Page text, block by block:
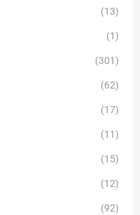
(13)
(1)
(301)
(62)
(17)
(11)
(15)
(12)
(92)